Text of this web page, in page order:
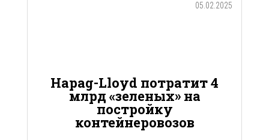
05.02.2025
Hapag-Lloyd потратит 4
млрд «зеленых» на
постройку
контейнеровозов